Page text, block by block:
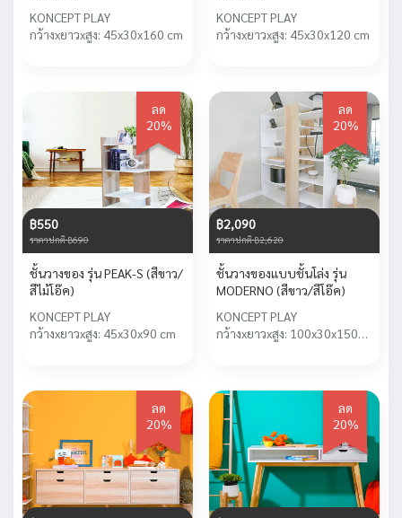
KONCEPT PLAY
กว้างxยาวxสูง: 45x30x160 cm
KONCEPT PLAY
กว้างxยาวxสูง: 45x30x120 cm
ลด
20%
฿550
ราคาปกติ ฿690
ชั้นวางของ รุ่น PEAK-S (สีขาว/
สีไม้โอ๊ค)
KONCEPT PLAY
กว้างxยาวxสูง: 45x30x90 cm
ลด
20%
฿2,090
ราคาปกติ ฿2,620
ชั้นวางของแบบชั้นโล่ง รุ่น
MODERNO (สีขาว/สีโอ๊ค)
KONCEPT PLAY
กว้างxยาวxสูง: 100x30x150
ลด
20%
ลด
20%